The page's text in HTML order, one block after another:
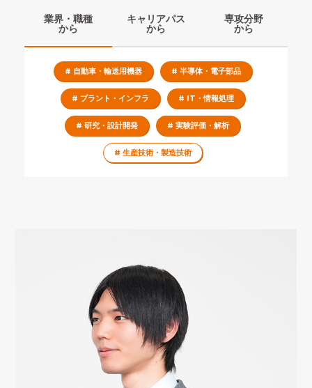
業界・職種
から
キャリアパス
から
専攻分野
から
# 自動車・輸送用機器 # 半導体・電子部品
# プラント・インフラ # IT・情報処理
# 研究・設計開発 # 実験評価・解析
# 生産技術・製造技術